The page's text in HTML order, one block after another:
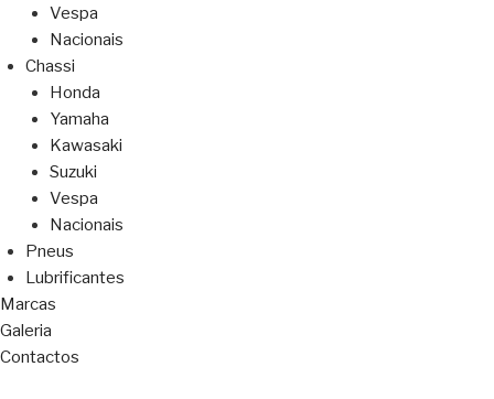
Vespa
Nacionais
Chassi
Honda
Yamaha
Kawasaki
Suzuki
Vespa
Nacionais
Pneus
Lubrificantes
Marcas
Galeria
Contactos